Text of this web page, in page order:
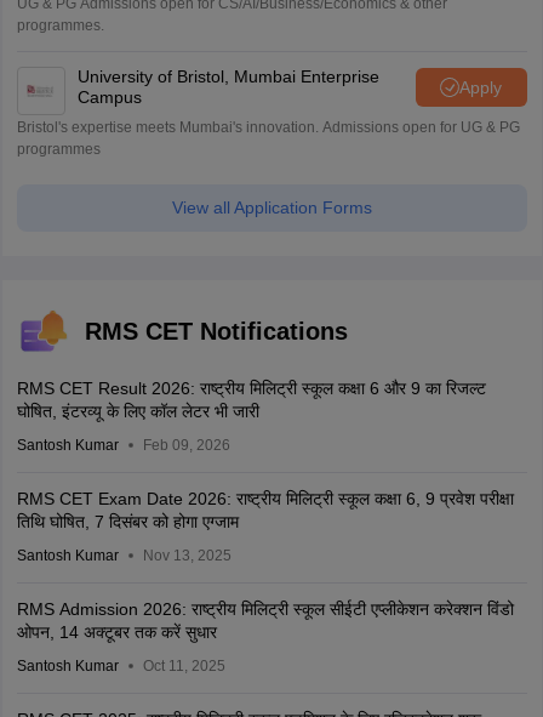
UG & PG Admissions open for CS/AI/Business/Economics & other
programmes.
University of Bristol, Mumbai Enterprise
Campus
Apply
Bristol's expertise meets Mumbai's innovation. Admissions open for UG & PG
programmes
View all Application Forms
RMS CET Notifications
RMS CET Result 2026: राष्ट्रीय मिलिट्री स्कूल कक्षा 6 और 9 का रिजल्ट
घोषित, इंटरव्यू के लिए कॉल लेटर भी जारी
Santosh Kumar Feb 09, 2026
RMS CET Exam Date 2026: राष्ट्रीय मिलिट्री स्कूल कक्षा 6, 9 प्रवेश परीक्षा
तिथि घोषित, 7 दिसंबर को होगा एग्जाम
Santosh Kumar Nov 13, 2025
RMS Admission 2026: राष्ट्रीय मिलिट्री स्कूल सीईटी एप्लीकेशन करेक्शन विंडो
ओपन, 14 अक्टूबर तक करें सुधार
Santosh Kumar Oct 11, 2025